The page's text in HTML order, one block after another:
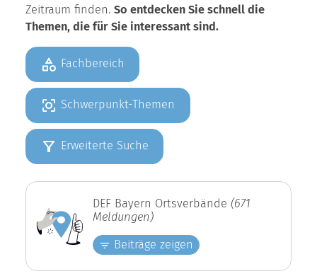
Zeitraum finden. So entdecken Sie schnell die
Themen, die für Sie interessant sind.
Fachbereich
Schwerpunkt-Themen
Erweiterte Suche
DEF Bayern Ortsverbände (671
Meldungen)
Beiträge zeigen